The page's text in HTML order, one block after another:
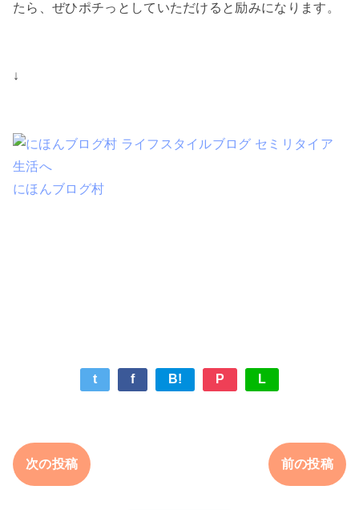
たら、ぜひポチっとしていただけると励みになります。
↓
にほんブログ村
t f B! P L
次の投稿 前の投稿